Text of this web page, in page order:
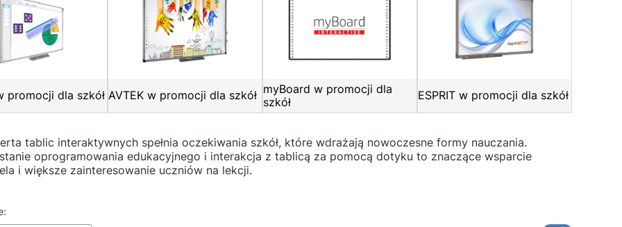
promocji dla szkół AVTEK w promocji dla szkół myBoard w promocji dla
szkół
ESPRIT w promocji dla szkół
tablic interaktywnych spełnia oczekiwania szkół, które wdrażają nowoczesne formy nauczania.
oprogramowania edukacyjnego i interakcja z tablicą za pomocą dotyku to znaczące wsparcie
i większe zainteresowanie uczniów na lekcji.